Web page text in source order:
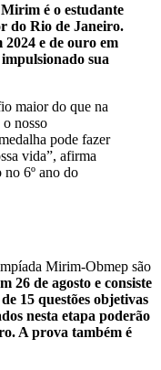
é o estudante
do Rio de Janeiro.
e de ouro em
sua
maior do que na
nosso
pode fazer
vida”, afirma
no 6º ano do
Mirim-Obmep são
26 de agosto e consiste
15 questões objetivas
nesta etapa poderão
A prova também é